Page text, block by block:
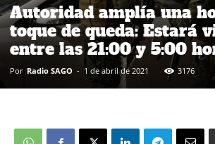
Autoridad amplía una
toque de queda: Estará
entre las 21:00 y 5:00
Por Radio SAGO - 1 de abril de 2021 3176